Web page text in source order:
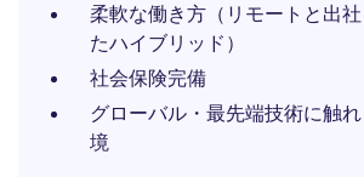
柔軟な働き方（リモートと出
たハイブリッド）
社会保険完備
グローバル・最先端技術に触
境